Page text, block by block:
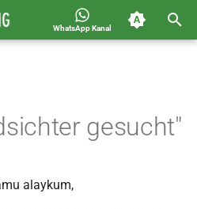
WhatsApp Kanal
gesucht"
alaykum,